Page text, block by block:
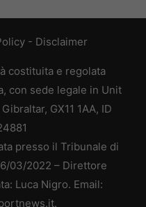
- Disclaimer
costituita e regolata
con sede legale in Unit
GX11 1AA, ID
presso il Tribunale di
03/2022 – Direttore
Luca Nigro. Email: